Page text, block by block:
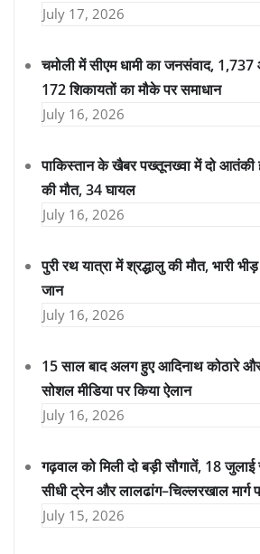
July 17, 2026
चमोली में सीएम धामी का जनसंवाद, 1,737
172 शिकायतों का मौके पर समाधान
July 16, 2026
पाकिस्तान के खैबर पख्तूनख्वा में दो आतंकी
की मौत, 34 घायल
July 16, 2026
पुरी रथ यात्रा में श्रद्धालु की मौत, भारी
जान
July 16, 2026
15 साल बाद अलग हुए आदिनाथ कोठारे और
सोशल मीडिया पर किया ऐलान
July 16, 2026
गढ़वाल को मिली दो बड़ी सौगातें, 18
सीधी ट्रेन और लालढांग–चिल्लरखाल मार्ग
July 15, 2026